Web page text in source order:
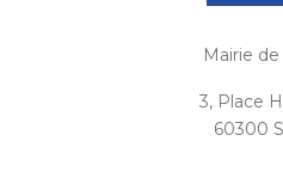
Mairie de
3, Place
60300